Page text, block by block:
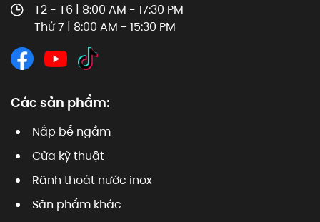
T2 - T6 | 8:00 AM - 17:30 PM
Thứ 7 | 8:00 AM - 15:30 PM
Các sản phẩm:
Nắp bể ngầm
Cửa kỹ thuật
Rãnh thoát nước inox
Sản phẩm khác